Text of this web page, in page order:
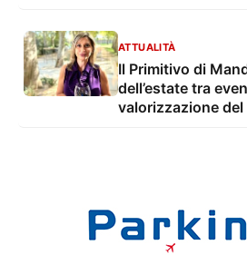
ATTUALITÀ
Il Primitivo di
dell’estate tra
valorizzazione